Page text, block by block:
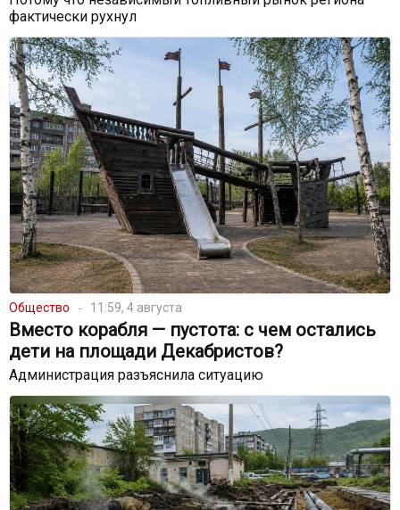
фактически рухнул
Общество 11:59, 4 августа
Вместо корабля — пустота: с чем остались
дети на площади Декабристов?
Администрация разъяснила ситуацию